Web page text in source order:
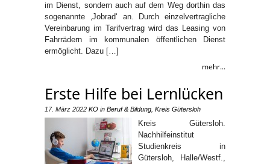
im Dienst, sondern auch auf dem Weg dorthin das
sogenannte ‚Jobrad‘ an. Durch einzelvertragliche
Vereinbarung im Tarifvertrag wird das Leasing von
Fahrrädern im kommunalen öffentlichen Dienst
ermöglicht. Dazu […]
mehr...
Erste Hilfe bei Lernlücken
17. März 2022 KO in Beruf & Bildung Kreis Gütersloh
Kreis Gütersloh.
Nachhilfeinstitut
Studienkreis in
Gütersloh, Halle/Westf.,